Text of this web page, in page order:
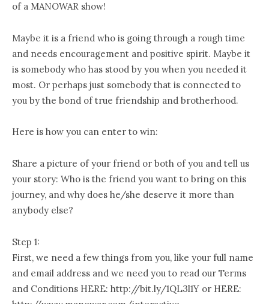
of a MANOWAR show!
Maybe it is a friend who is going through a rough time
and needs encouragement and positive spirit. Maybe it
is somebody who has stood by you when you needed it
most. Or perhaps just somebody that is connected to
you by the bond of true friendship and brotherhood.
Here is how you can enter to win:
Share a picture of your friend or both of you and tell us
your story: Who is the friend you want to bring on this
journey, and why does he/she deserve it more than
anybody else?
Step 1:
First, we need a few things from you, like your full name
and email address and we need you to read our Terms
and Conditions HERE: http://bit.ly/1QL3l1Y or HERE: